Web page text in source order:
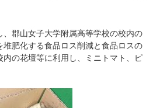
郡山女子大学附属高等学校の校内の
肥化する食品ロス削減と食品ロスの
内の花壇等に利用し、ミニトマト、ピ